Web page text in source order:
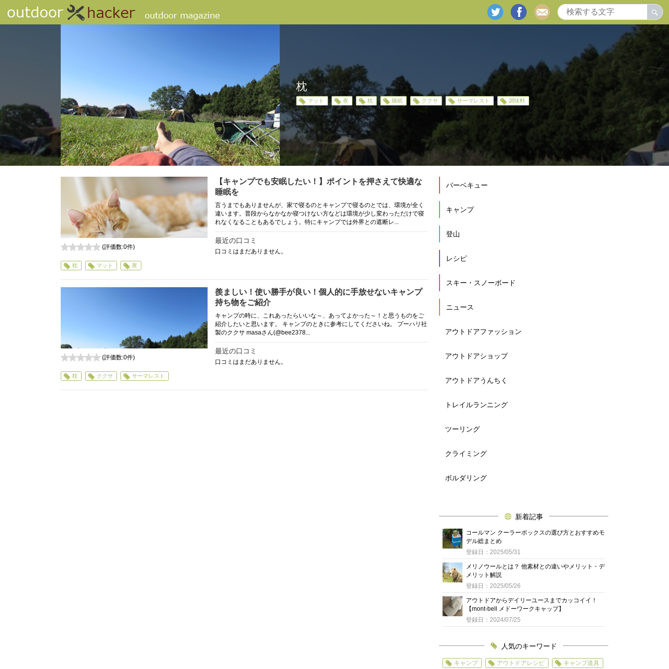
枕
マット 夜 枕 睡眠 ククサ サーマレスト 調味料
【キャンプでも安眠したい！】ポイントを押さえて快適な
睡眠を
言うまでもありませんが、家で寝るのとキャンプで寝るのとでは、環境が全く
違います。普段からなかなか寝つけない方などは環境が少し変わっただけで寝
れなくなることもあるでしょう。特にキャンプでは外界との遮断レ...
最近の口コミ
口コミはまだありません。
(評価数:0件)
枕 マット 夜
羨ましい！使い勝手が良い！個人的に手放せないキャンプ
持ち物をご紹介
キャンプの時に、これあったらいいな～、あってよかった～！と思うものをご
紹介したいと思います。 キャンプのときに参考にしてくださいね。 プーハリ社
製のククサ masaさん(@bee2378...
最近の口コミ
口コミはまだありません。
(評価数:0件)
枕 ククサ サーマレスト
バーベキュー
キャンプ
登山
レシピ
スキー・スノーボード
ニュース
アウトドアファッション
アウトドアショップ
アウトドアうんちく
トレイルランニング
ツーリング
クライミング
ボルダリング
新着記事
コールマン クーラーボックスの選び方とおすすめモ
デル総まとめ
登録日：2025/05/31
メリノウールとは？ 他素材との違いやメリット・デ
メリット解説
登録日：2025/05/26
アウトドアからデイリーユースまでカッコイイ！
【mont-bell メドーワークキャップ】
登録日：2024/07/25
人気のキーワード
キャンプ アウトドアレシピ キャンプ道具